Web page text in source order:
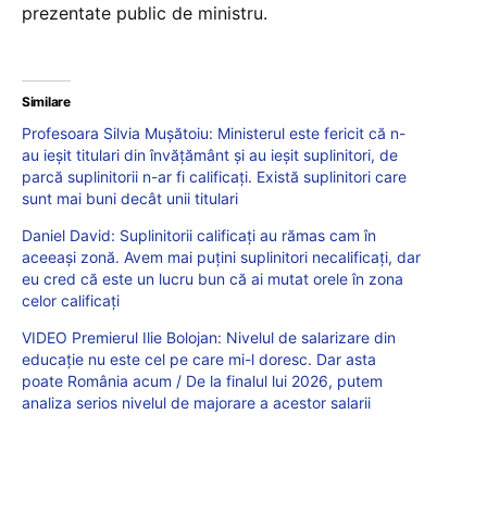
prezentate public de ministru.
Similare
Profesoara Silvia Mușătoiu: Ministerul este fericit că n-
au ieșit titulari din învățământ și au ieșit suplinitori, de
parcă suplinitorii n-ar fi calificați. Există suplinitori care
sunt mai buni decât unii titulari
Daniel David: Suplinitorii calificați au rămas cam în
aceeași zonă. Avem mai puțini suplinitori necalificați, dar
eu cred că este un lucru bun că ai mutat orele în zona
celor calificați
VIDEO Premierul Ilie Bolojan: Nivelul de salarizare din
educație nu este cel pe care mi-l doresc. Dar asta
poate România acum / De la finalul lui 2026, putem
analiza serios nivelul de majorare a acestor salarii